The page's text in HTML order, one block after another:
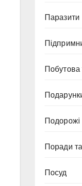
Паразити
Побутова
Подорожі
Поради
Посуд